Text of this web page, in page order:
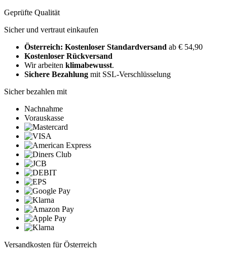
Geprüfte Qualität
Sicher und vertraut einkaufen
Österreich: Kostenloser Standardversand ab € 54,90
Kostenloser Rückversand
Wir arbeiten klimabewusst.
Sichere Bezahlung mit SSL-Verschlüsselung
Sicher bezahlen mit
Nachnahme
Vorauskasse
Versandkosten für Österreich